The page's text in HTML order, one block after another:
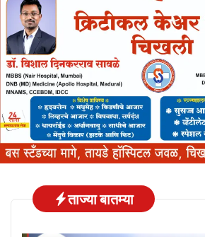
ताज्या बातम्या